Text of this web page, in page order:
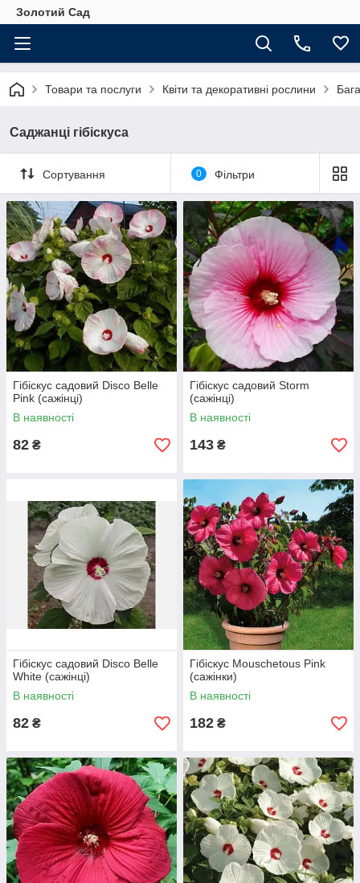
Золотий Сад
Товари та послуги Квіти та декоративні рослини
Саджанці гібіскуса
Сортування 0 Фільтри
Гібіскус садовий Disco Belle
Pink (сажінці)
В наявності
82 ₴
Гібіскус садовий Storm
(сажінці)
В наявності
143 ₴
Гібіскус садовий Disco Belle
White (сажінці)
В наявності
82 ₴
Гібіскус Mouschetous Pink
(сажінки)
В наявності
182 ₴